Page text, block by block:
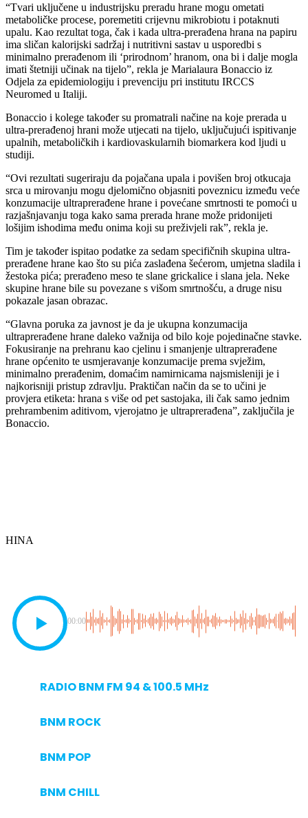
“Tvari uključene u industrijsku preradu hrane mogu ometati
metaboličke procese, poremetiti crijevnu mikrobiotu i potaknuti
upalu. Kao rezultat toga, čak i kada ultra-prerađena hrana na papiru
ima sličan kalorijski sadržaj i nutritivni sastav u usporedbi s
minimalno prerađenom ili ‘prirodnom’ hranom, ona bi i dalje mogla
imati štetniji učinak na tijelo”, rekla je Marialaura Bonaccio iz
Odjela za epidemiologiju i prevenciju pri institutu IRCCS
Neuromed u Italiji.
Bonaccio i kolege također su promatrali načine na koje prerada u
ultra-prerađenoj hrani može utjecati na tijelo, uključujući ispitivanje
upalnih, metaboličkih i kardiovaskularnih biomarkera kod ljudi u
studiji.
“Ovi rezultati sugeriraju da pojačana upala i povišen broj otkucaja
srca u mirovanju mogu djelomično objasniti poveznicu između veće
konzumacije ultraprerađene hrane i povećane smrtnosti te pomoći u
razjašnjavanju toga kako sama prerada hrane može pridonijeti
lošijim ishodima među onima koji su preživjeli rak”, rekla je.
Tim je također ispitao podatke za sedam specifičnih skupina ultra-
prerađene hrane kao što su pića zaslađena šećerom, umjetna sladila i
žestoka pića; prerađeno meso te slane grickalice i slana jela. Neke
skupine hrane bile su povezane s višom smrtnošću, a druge nisu
pokazale jasan obrazac.
“Glavna poruka za javnost je da je ukupna konzumacija
ultraprerađene hrane daleko važnija od bilo koje pojedinačne stavke.
Fokusiranje na prehranu kao cjelinu i smanjenje ultraprerađene
hrane općenito te usmjeravanje konzumacije prema svježim,
minimalno prerađenim, domaćim namirnicama najsmisleniji je i
najkorisniji pristup zdravlju. Praktičan način da se to učini je
provjera etiketa: hrana s više od pet sastojaka, ili čak samo jednim
prehrambenim aditivom, vjerojatno je ultraprerađena”, zaključila je
Bonaccio.
HINA
00:00
RADIO BNM FM 94 & 100.5 MHz
BNM ROCK
BNM POP
BNM CHILL